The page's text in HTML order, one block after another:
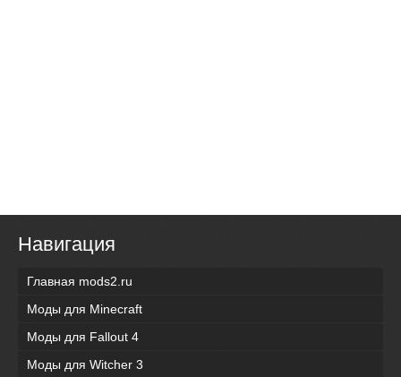
Навигация
Главная mods2.ru
Моды для Minecraft
Моды для Fallout 4
Моды для Witcher 3